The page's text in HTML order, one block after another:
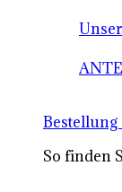
So finden